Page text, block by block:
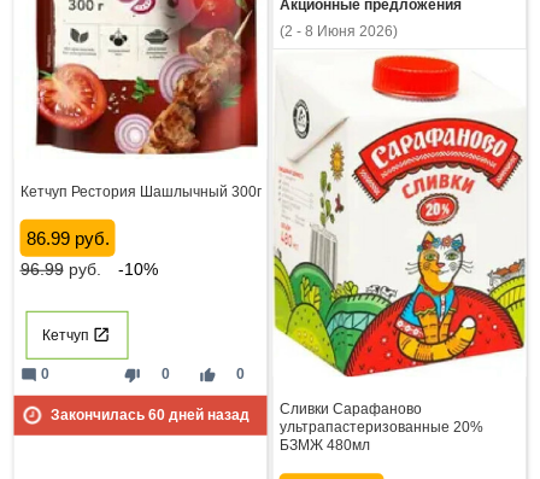
Кетчуп Рестория Шашлычный 300г
86.99 руб.
96.99руб. -10%
Кетчуп
thumb_down 0 thumb_up 0
mode_comment 0
Закончилась 60дней назад
Акционные предложения
(2 - 8 Июня 2026)
Сливки Сарафаново
ультрапастеризованные 20%
БЗМЖ 480мл